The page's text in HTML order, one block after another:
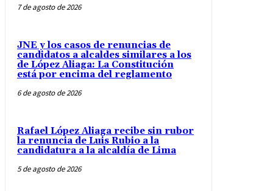
7 de agosto de 2026
JNE y los casos de renuncias de
candidatos a alcaldes similares a los
de López Aliaga: La Constitución
está por encima del reglamento
6 de agosto de 2026
Rafael López Aliaga recibe sin rubor
la renuncia de Luis Rubio a la
candidatura a la alcaldía de Lima
5 de agosto de 2026